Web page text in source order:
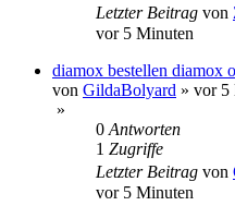
Letzter Beitrag von
vor 5 Minuten
diamox bestellen diamox
von GildaBolyard » vor 5
»
0 Antworten
1 Zugriffe
Letzter Beitrag von
vor 5 Minuten